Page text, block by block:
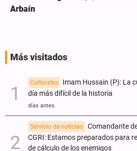
Arbaín
Más visitados
Culturales
Imam Hussain (P): La
día más difícil de la historia
días antes
Servicio de noticias
Comandante
CGRI: Estamos preparados para
de cálculo de los enemigos